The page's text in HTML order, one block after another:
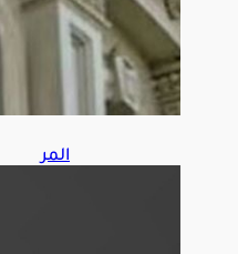
202
المر